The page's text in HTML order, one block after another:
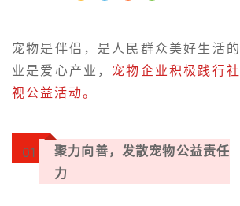
宠物是伴侣，是人民群众美好生活
业是爱心产业， 宠物企业积极践行
视公益活动。
01
聚力向善，发散宠物公益责任
力